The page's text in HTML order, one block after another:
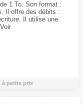
1 To. Son format :
Il offre des débits :
Il utilise une
à petits prix